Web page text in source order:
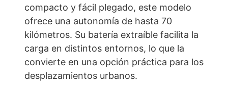
compacto y fácil plegado, este modelo
ofrece una autonomía de hasta 70
kilómetros. Su batería extraíble facilita la
carga en distintos entornos, lo que la
convierte en una opción práctica para los
desplazamientos urbanos.